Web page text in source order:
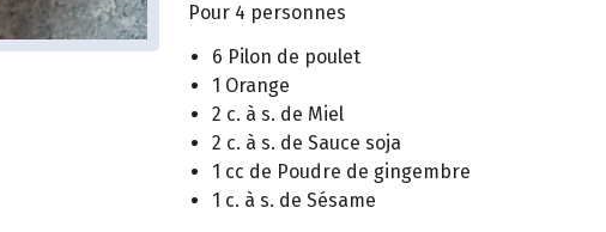
Pour 4 personnes
6 Pilon de poulet
1 Orange
2 c. à s. de Miel
2 c. à s. de Sauce soja
1 cc de Poudre de gingembre
1 c. à s. de Sésame